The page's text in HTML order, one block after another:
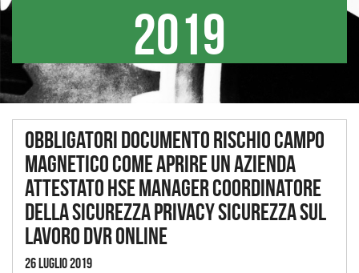
2019
Obbligatori documento rischio campo
magnetico come aprire un azienda
attestato hse manager coordinatore
della sicurezza privacy sicurezza sul
lavoro dvr online
26 Luglio 2019